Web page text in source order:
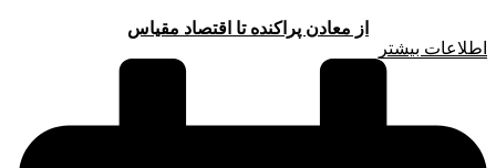
از معادن پراکنده تا اقتصاد مقیاس
اطلاعات بیشتر